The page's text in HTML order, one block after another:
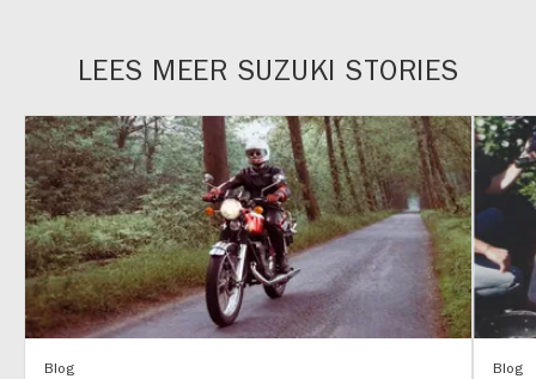
LEES MEER SUZUKI STORIES
Blog Blog